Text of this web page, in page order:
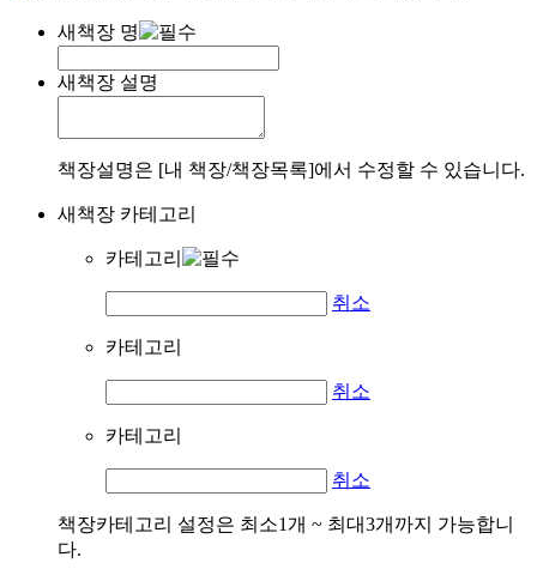
새책장 명
새책장 설명
책장설명은 [내 책장/책장목록]에서 수정할 수 있습니다.
새책장 카테고리
카테고리
취소
카테고리
취소
카테고리
취소
책장카테고리 설정은 최소1개 ~ 최대3개까지 가능합니
다.